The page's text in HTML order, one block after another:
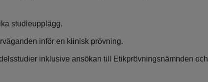
studieupplägg.
inför en klinisk prövning.
inklusive ansökan till Etikprövningsnämnden och